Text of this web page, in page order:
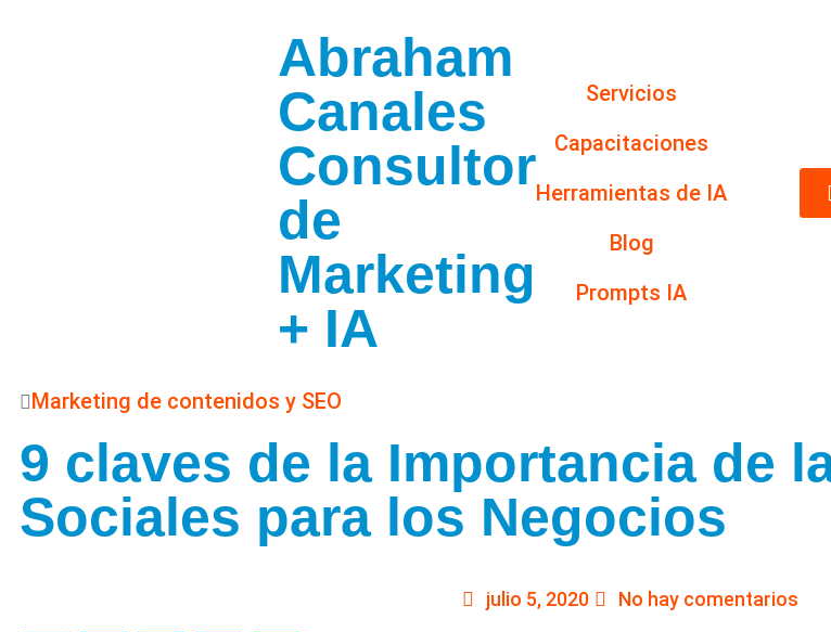
Abraham
Canales
Consultor
de
Marketing
+ IA
Servicios
Capacitaciones
Herramientas de IA
Blog
Prompts IA
Marketing de contenidos y SEO
9 claves de la Importancia de
Sociales para los Negocios
julio 5, 2020 No hay comentarios